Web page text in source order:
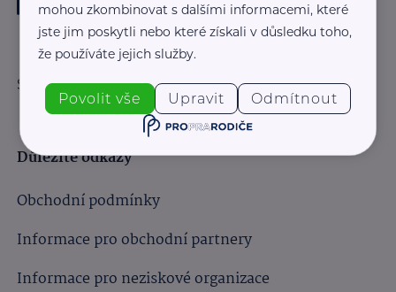
Sledujte nás:
Důležité odkazy
Obchodní podmínky
Informace pro obchodní partnery
Informace pro neziskové organizace
mohou zkombinovat s dalšími informacemi, které
jste jim poskytli nebo které získali v důsledku toho,
že používáte jejich služby.
Povolit vše Upravit Odmítnout